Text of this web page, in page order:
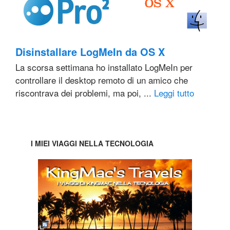
Disinstallare LogMeIn da OS X
La scorsa settimana ho installato LogMeIn per
controllare il desktop remoto di un amico che
riscontrava dei problemi, ma poi, ... Leggi tutto
I MIEI VIAGGI NELLA TECNOLOGIA